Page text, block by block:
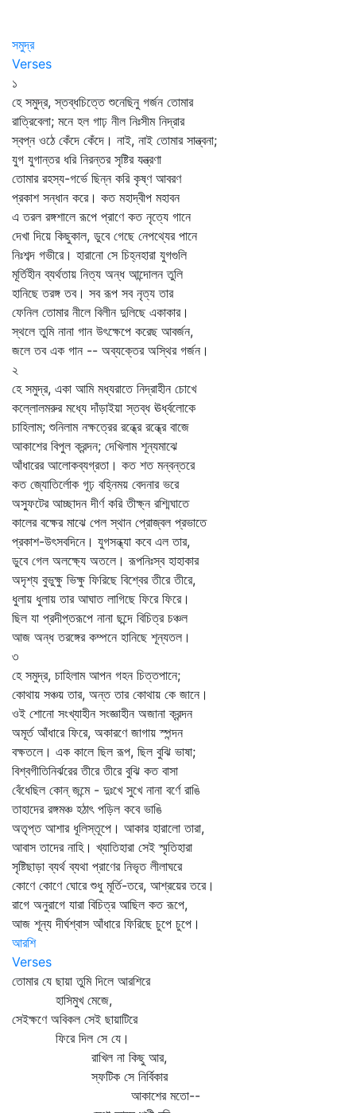
সমুদ্র
Verses
১
হে সমুদ্র, স্তব্ধচিত্তে শুনেছিনু গর্জন তোমার
রাত্রিবেলা; মনে হল গাঢ় নীল নিঃসীম নিদ্রার
স্বপ্ন ওঠে কেঁদে কেঁদে। নাই, নাই তোমার সান্ত্বনা;
যুগ যুগান্তর ধরি নিরন্তর সৃষ্টির যন্ত্রণা
তোমার রহস্য-গর্ভে ছিন্ন করি কৃষ্ণ আবরণ
প্রকাশ সন্ধান করে। কত মহাদ্বীপ মহাবন
এ তরল রঙ্গশালে রূপে প্রাণে কত নৃত্যে গানে
দেখা দিয়ে কিছুকাল, ডুবে গেছে নেপথ্যের পানে
নিঃশব্দ গভীরে। হারানো সে চিহ্নহারা যুগগুলি
মূর্তিহীন ব্যর্থতায় নিত্য অন্ধ আন্দোলন তুলি
হানিছে তরঙ্গ তব। সব রূপ সব নৃত্য তার
ফেনিল তোমার নীলে বিলীন দুলিছে একাকার।
স্থলে তুমি নানা গান উৎক্ষেপে করেছ আবর্জন,
জলে তব এক গান -- অব্যক্তের অস্থির গর্জন।
২
হে সমুদ্র, একা আমি মধ্যরাতে নিদ্রাহীন চোখে
কল্লোলমরুর মধ্যে দাঁড়াইয়া স্তব্ধ ঊর্ধ্বলোকে
চাহিলাম; শুনিলাম নক্ষত্রের রন্ধ্রে রন্ধ্রে বাজে
আকাশের বিপুল ক্রন্দন; দেখিলাম শূন্যমাঝে
আঁধারের আলোকব্যগ্রতা। কত শত মন্বন্তরে
কত জ্যোতির্লোক গূঢ় বহ্নিময় বেদনার ভরে
অস্ফুটের আচ্ছাদন দীর্ণ করি তীক্ষ্ন রশ্মিঘাতে
কালের বক্ষের মাঝে পেল স্থান প্রোজ্বল প্রভাতে
প্রকাশ-উৎসবদিনে। যুগসন্ধ্যা কবে এল তার,
ডুবে গেল অলক্ষ্যে অতলে। রূপনিঃস্ব হাহাকার
অদৃশ্য বুভুক্ষু ভিক্ষু ফিরিছে বিশ্বের তীরে তীরে,
ধুলায় ধুলায় তার আঘাত লাগিছে ফিরে ফিরে।
ছিল যা প্রদীপ্তরূপে নানা ছন্দে বিচিত্র চঞ্চল
আজ অন্ধ তরঙ্গের কম্পনে হানিছে শূন্যতল।
৩
হে সমুদ্র, চাহিলাম আপন গহন চিত্তপানে;
কোথায় সঞ্চয় তার, অন্ত তার কোথায় কে জানে।
ওই শোনো সংখ্যাহীন সংজ্ঞাহীন অজানা ক্রন্দন
অমূর্ত আঁধারে ফিরে, অকারণে জাগায় স্পন্দন
বক্ষতলে। এক কালে ছিল রূপ, ছিল বুঝি ভাষা;
বিশ্বগীতিনির্ঝরের তীরে তীরে বুঝি কত বাসা
বেঁধেছিল কোন্‌ জন্মে - দুঃখে সুখে নানা বর্ণে রাঙি
তাহাদের রঙ্গমঞ্চ হঠাৎ পড়িল কবে ভাঙি
অতৃপ্ত আশার ধূলিস্তূপে। আকার হারালো তারা,
আবাস তাদের নাহি। খ্যাতিহারা সেই স্মৃতিহারা
সৃষ্টিছাড়া ব্যর্থ ব্যথা প্রাণের নিভৃত লীলাঘরে
কোণে কোণে ঘোরে শুধু মূর্তি-তরে, আশ্রয়ের তরে।
রাগে অনুরাগে যারা বিচিত্র আছিল কত রূপে,
আজ শূন্য দীর্ঘশ্বাস আঁধারে ফিরিছে চুপে চুপে।
আরশি
Verses
তোমার যে ছায়া তুমি দিলে আরশিরে
হাসিমুখ মেজে,
সেইক্ষণে অবিকল সেই ছায়াটিরে
ফিরে দিল সে যে।
রাখিল না কিছু আর,
স্ফটিক সে নির্বিকার
আকাশের মতো--